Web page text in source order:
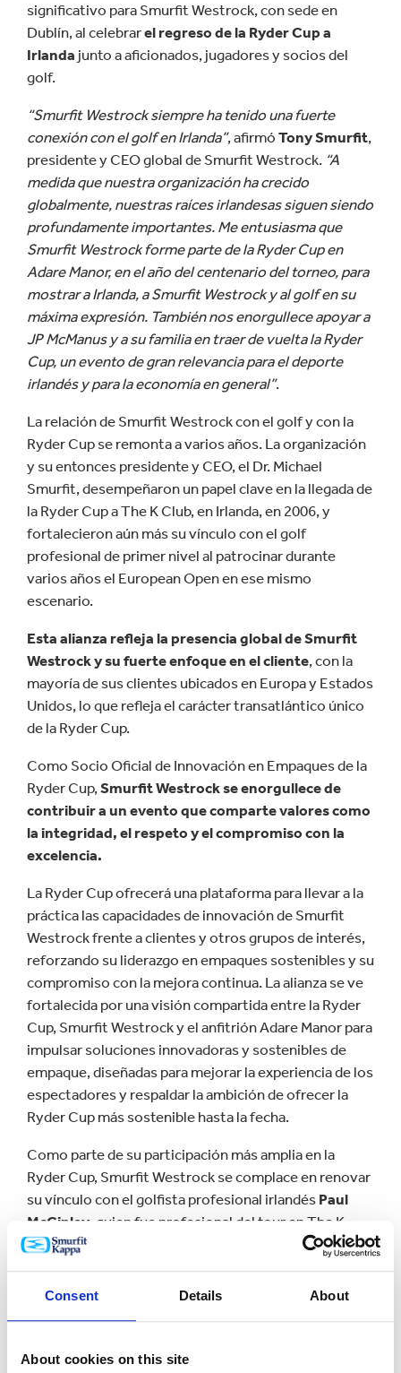
Consent Details About
About cookies on this site
significativo para Smurfit Westrock, con sede en
Dublín, al celebrarel regreso de la Ryder Cup a
Irlanda junto a aficionados, jugadores y socios del
golf.
“Smurfit Westrock siempre ha tenido una fuerte
conexión con el golf en Irlanda”, afirmó Tony Smurfit,
presidente y CEO global de Smurfit Westrock. “A
medida que nuestra organización ha crecido
globalmente, nuestras raíces irlandesas siguen siendo
profundamente importantes. Me entusiasma que
Smurfit Westrock forme parte de la Ryder Cup en
Adare Manor, en el año del centenario del torneo, para
mostrar a Irlanda, a Smurfit Westrock y al golf en su
máxima expresión. También nos enorgullece apoyar a
JP McManus y a su familia en traer de vuelta la Ryder
Cup, un evento de gran relevancia para el deporte
irlandés y para la economía en general”.
La relación de Smurfit Westrock con el golf y con la
Ryder Cup se remonta a varios años. La organización
y su entonces presidente y CEO, el Dr. Michael
Smurfit, desempeñaron un papel clave en la llegada de
la Ryder Cup a The K Club, en Irlanda, en 2006, y
fortalecieron aún más su vínculo con el golf
profesional de primer nivel al patrocinar durante
varios años el European Open en ese mismo
escenario.
Esta alianza refleja la presencia global de Smurfit
Westrock y su fuerte enfoque en el cliente, con la
mayoría de sus clientes ubicados en Europa y Estados
Unidos, lo que refleja el carácter transatlántico único
de la Ryder Cup.
Como Socio Oficial de Innovación en Empaques de la
Ryder Cup,Smurfit Westrock se enorgullece de
contribuir a un evento que comparte valores como
la integridad, el respeto y el compromiso con la
excelencia.
La Ryder Cup ofrecerá una plataforma para llevar a la
práctica las capacidades de innovación de Smurfit
Westrock frente a clientes y otros grupos de interés,
reforzando su liderazgo en empaques sostenibles y su
compromiso con la mejora continua. La alianza se ve
fortalecida por una visión compartida entre la Ryder
Cup, Smurfit Westrock y el anfitrión Adare Manor para
impulsar soluciones innovadoras y sostenibles de
empaque, diseñadas para mejorar la experiencia de los
espectadores y respaldar la ambición de ofrecer la
Ryder Cup más sostenible hasta la fecha.
Como parte de su participación más amplia en la
Ryder Cup, Smurfit Westrock se complace en renovar
su vínculo con el golfista profesional irlandés Paul
McGinley, quien fue profesional del tour en The K
Club a comienzos de la década del 2000. McGinley
lideró a Europa hacia la victoria en la Ryder Cup tanto
como capitán en 2014 como jugador, al convertir el